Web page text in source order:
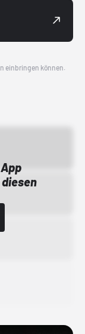
einbringen können.